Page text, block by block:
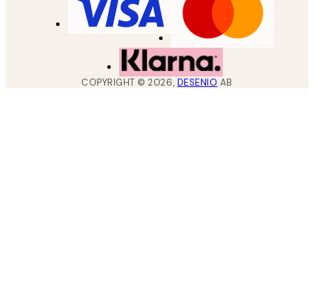
COPYRIGHT ©2026, DESENIO AB